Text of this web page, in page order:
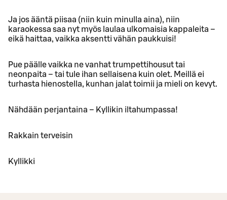
Ja jos ääntä piisaa (niin kuin minulla aina), niin
karaokessa saa nyt myös laulaa ulkomaisia kappaleita –
eikä haittaa, vaikka aksentti vähän paukkuisi!
Pue päälle vaikka ne vanhat trumpettihousut tai
neonpaita – tai tule ihan sellaisena kuin olet. Meillä ei
turhasta hienostella, kunhan jalat toimii ja mieli on kevyt.
Nähdään perjantaina – Kyllikin iltahumpassa!
Rakkain terveisin
Kyllikki